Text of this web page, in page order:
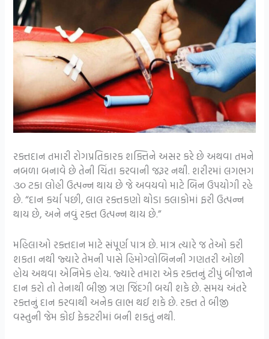
રક્તદાન તમારી રોગપ્રતિકારક શક્તિને અસર કરે છે અથવા તમને
નબળા બનાવે છે તેની ચિંતા કરવાની જરૂર નથી. શરીરમાં લગભગ
૩૦ ટકા લોહી ઉત્પન્ન થાય છે જે અવયવો માટે બિન ઉપયોગી રહે
છે. “દાન કર્યા પછી, લાલ રક્તકણો થોડા કલાકોમાં ફરી ઉત્પન્ન
થાય છે, અને નવું રક્ત ઉત્પન્ન થાય છે.”
મહિલાઓ રક્તદાન માટે સંપૂર્ણ પાત્ર છે. માત્ર ત્યારે જ તેઓ કરી
શકતા નથી જ્યારે તેમની પાસે હિમોગ્લોબિનની ગણતરી ઓછી
હોય અથવા એનિમેક હોય. જ્યારે તમારા એક રક્તનું ટીપું બીજાને
દાન કરો તો તેનાથી બીજી ત્રણ જિંદગી બચી શકે છે. સમય અંતરે
રક્તનું દાન કરવાથી અનેક લાભ થઈ શકે છે. રક્ત તે બીજી
વસ્તુની જેમ કોઈ ફેકટરીમાં બની શકતું નથી.